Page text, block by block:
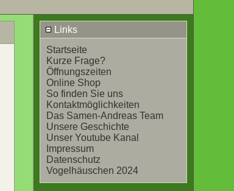
Links
Startseite
Kurze Frage?
Öffnungszeiten
Online Shop
So finden Sie uns
Kontaktmöglichkeiten
Das Samen-Andreas Team
Unsere Geschichte
Unser Youtube Kanal
Impressum
Datenschutz
Vogelhäuschen 2024